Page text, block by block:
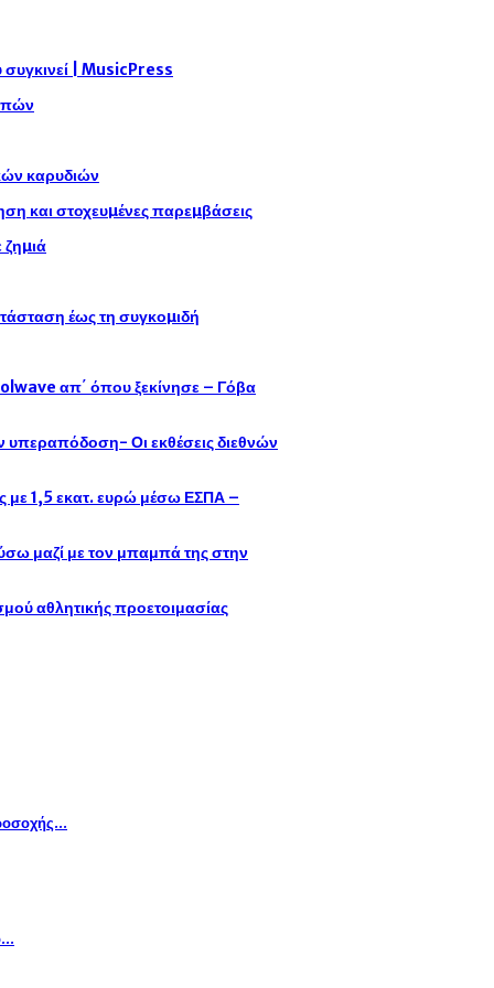
| MusicPress
καρυδιών
και στοχευµένες παρεµβάσεις
έως τη συγκοµιδή
απ΄ όπου ξεκίνησε – Γόβα
υπεραπόδοση- Οι εκθέσεις διεθνών
1,5 εκατ. ευρώ μέσω ΕΣΠΑ –
μαζί με τον μπαμπά της στην
αθλητικής προετοιμασίας